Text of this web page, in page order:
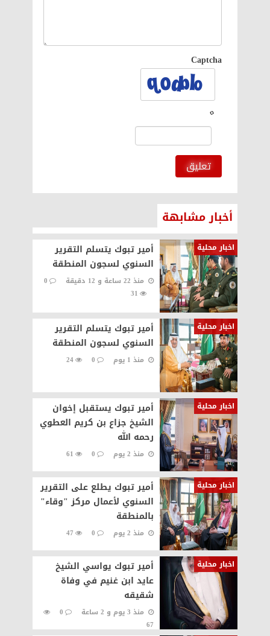
Captcha
تعليق
أخبار مشابهة
اخبار محلية
أمير تبوك يتسلم التقرير
السنوي لسجون المنطقة
منذ 22 ساعة و 12 دقيقة
0
31
اخبار محلية
أمير تبوك يتسلم التقرير
السنوي لسجون المنطقة
منذ 1 يوم 0
24
اخبار محلية
أمير تبوك يستقبل إخوان
الشيخ جزاع بن كريم العطوي
رحمه الله‏‎
منذ 2 يوم 0
61
اخبار محلية
أمير تبوك يطلع على التقرير
السنوي لأعمال مركز "وقاء"
بالمنطقة
منذ 2 يوم 0
47
اخبار محلية
أمير تبوك يواسي الشيخ
عايد ابن غنيم في وفاة
شقيقه
منذ 3 يوم و 2 ساعة
0
67